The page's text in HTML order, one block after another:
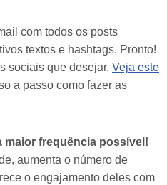
com todos os posts
textos e hashtags. Pronto!
sociais que desejar. Veja este
a passo como fazer as
maior frequência possível!
aumenta o número de
o engajamento deles com